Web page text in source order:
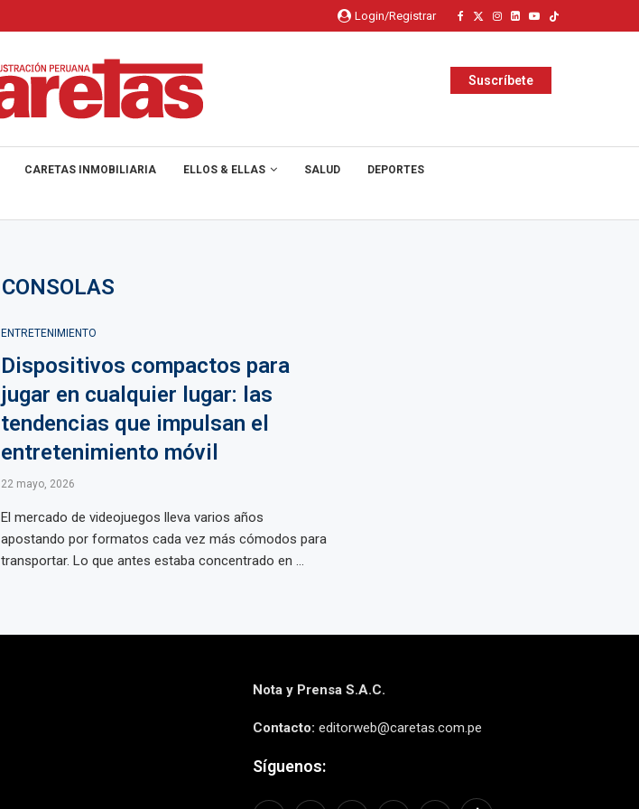
Login/Registrar
Suscríbete
CARETAS INMOBILIARIA ELLOS & ELLAS SALUD DEPORTES
CONSOLAS
ENTRETENIMIENTO
Dispositivos compactos para
jugar en cualquier lugar: las
tendencias que impulsan el
entretenimiento móvil
22 mayo, 2026
El mercado de videojuegos lleva varios años
apostando por formatos cada vez más cómodos para
transportar. Lo que antes estaba concentrado en ...
Nota y Prensa S.A.C.
Contacto: editorweb@caretas.com.pe
Síguenos: